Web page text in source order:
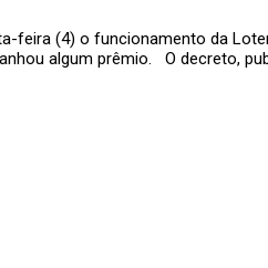
feira (4) o funcionamento da
algum prêmio. O decreto,